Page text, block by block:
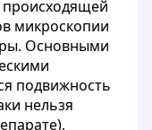
происходящей
микроскопии
Основными
подвижность
нельзя